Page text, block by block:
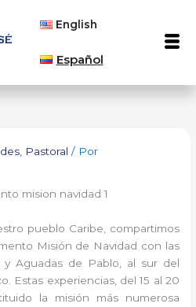
English
Español
, Pastoral / Por
pueblo Caribe, compartimos
Misión de Navidad con las
y Aguadas de Pablo, al sur del
Estas experiencias, del 15 al 20
la misión más numerosa